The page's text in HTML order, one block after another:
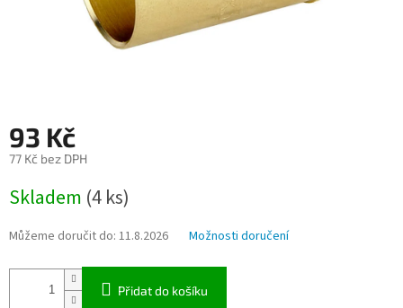
93 Kč
77 Kč bez DPH
cena:
Skladem (4 ks)
Můžeme doručit do: 11.8.2026 Možnosti doručení
Přidat do košíku